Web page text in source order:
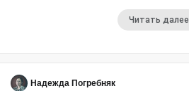
Читать далее
Надежда Погребняк